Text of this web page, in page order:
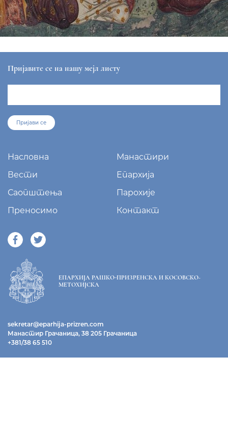
Пријавите се на нашу мејл листу
Пријави се
Насловна
Манастири
Вести
Епархија
Саопштења
Парохије
Преносимо
Контакт
ЕПАРХИЈА РАШКО-ПРИЗРЕНСКА И КОСОВСКО-
МЕТОХИЈСКА
sekretar@eparhija-prizren.com
Манастир Грачаница, 38 205 Грачаница
+381/38 65 510